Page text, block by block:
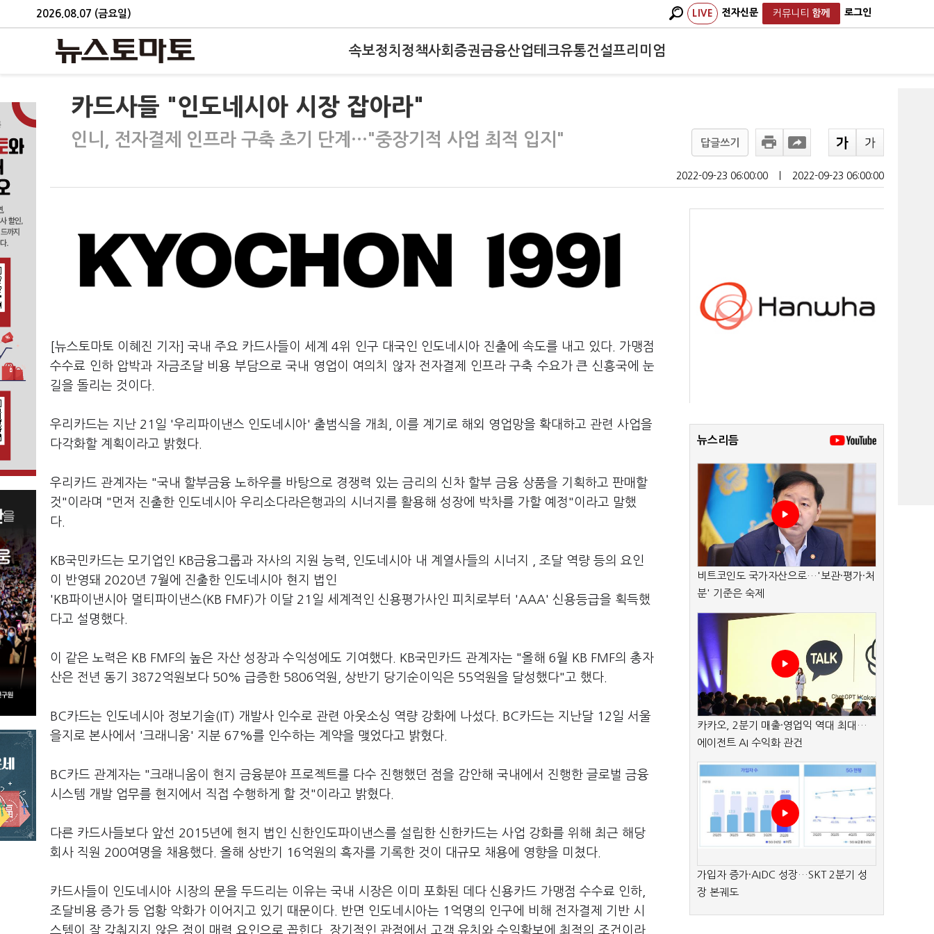
2026.08.07 (금요일) LIVE 전자신문 커뮤니티 함께 로그인
속보정치 정책사회 증권금융산업테크유통건설프리미엄
카드사들 "인도네시아 시장 잡아라"
인니, 전자결제 인프라 구축 초기 단계…"중장기적 사업 최적 입지" 답글쓰기
2022-09-23 06:00:00 2022-09-23 06:00:00
[뉴스토마토 이혜진 기자] 국내 주요 카드사들이 세계 4위 인구 대국인 인도네시아 진출에 속도를 내고 있다. 가맹점
수수료 인하 압박과 자금조달 비용 부담으로 국내 영업이 여의치 않자 전자결제 인프라 구축 수요가 큰 신흥국에 눈
길을 돌리는 것이다.
우리카드는 지난 21일 '우리파이낸스 인도네시아' 출범식을 개최, 이를 계기로 해외 영업망을 확대하고 관련 사업을
다각화할 계획이라고 밝혔다.
우리카드 관계자는 "국내 할부금융 노하우를 바탕으로 경쟁력 있는 금리의 신차 할부 금융 상품을 기획하고 판매할
것"이라며 "먼저 진출한 인도네시아 우리소다라은행과의 시너지를 활용해 성장에 박차를 가할 예정"이라고 말했
다.
KB국민카드는 모기업인 KB금융그룹과 자사의 지원 능력, 인도네시아 내 계열사들의 시너지 , 조달 역량 등의 요인
이 반영돼 2020년 7월에 진출한 인도네시아 현지 법인
'KB파이낸시아 멀티파이낸스(KB FMF)가 이달 21일 세계적인 신용평가사인 피치로부터 'AAA' 신용등급을 획득했
다고 설명했다.
이 같은 노력은 KB FMF의 높은 자산 성장과 수익성에도 기여했다. KB국민카드 관계자는 "올해 6월 KB FMF의 총자
산은 전년 동기 3872억원보다 50% 급증한 5806억원, 상반기 당기순이익은 55억원을 달성했다"고 했다.
BC카드는 인도네시아 정보기술(IT) 개발사 인수로 관련 아웃소싱 역량 강화에 나섰다. BC카드는 지난달 12일 서울
을지로 본사에서 '크래니움' 지분 67%를 인수하는 계약을 맺었다고 밝혔다.
BC카드 관계자는 "크래니움이 현지 금융분야 프로젝트를 다수 진행했던 점을 감안해 국내에서 진행한 글로벌 금융
시스템 개발 업무를 현지에서 직접 수행하게 할 것"이라고 밝혔다.
다른 카드사들보다 앞선 2015년에 현지 법인 신한인도파이낸스를 설립한 신한카드는 사업 강화를 위해 최근 해당
회사 직원 200여명을 채용했다. 올해 상반기 16억원의 흑자를 기록한 것이 대규모 채용에 영향을 미쳤다.
카드사들이 인도네시아 시장의 문을 두드리는 이유는 국내 시장은 이미 포화된 데다 신용카드 가맹점 수수료 인하,
조달비용 증가 등 업황 악화가 이어지고 있기 때문이다. 반면 인도네시아는 1억명의 인구에 비해 전자결제 기반 시
스템이 잘 갖춰지지 않은 점이 매력 요인으로 꼽힌다. 장기적인 관점에서 고객 유치와 수익확보에 최적의 조건이라
뉴스리듬
비트코인도 국가자산으로…'보관·평가·처
분' 기준은 숙제
카카오, 2분기 매출·영업익 역대 최대…
에이전트 AI 수익화 관건
가입자 증가·AIDC 성장…SKT 2분기 성
장 본궤도